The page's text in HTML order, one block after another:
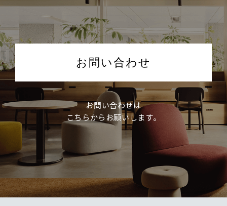
お問い合わせ
お問い合わせは
こちらからお願いします。